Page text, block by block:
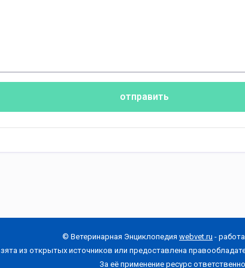
отправить
© Ветеринарная Энциклопедия webvet.ru -
из открытых источников или предоставлена
За её применение ресурс